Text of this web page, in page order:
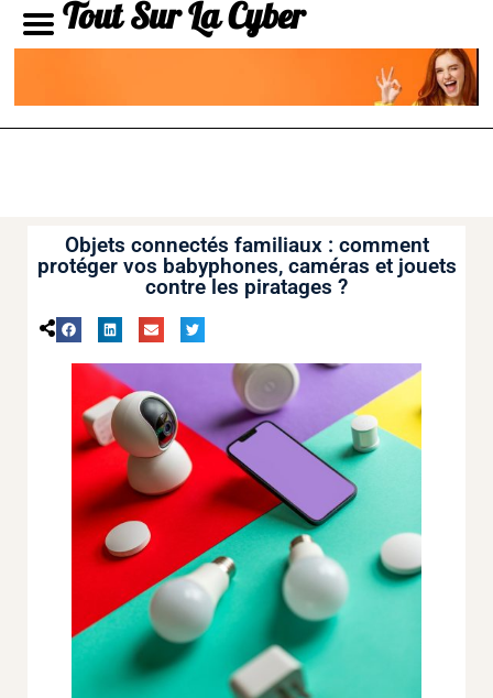
Tout Sur La Cyber
Objets connectés familiaux : comment
protéger vos babyphones, caméras et jouets
contre les piratages ?